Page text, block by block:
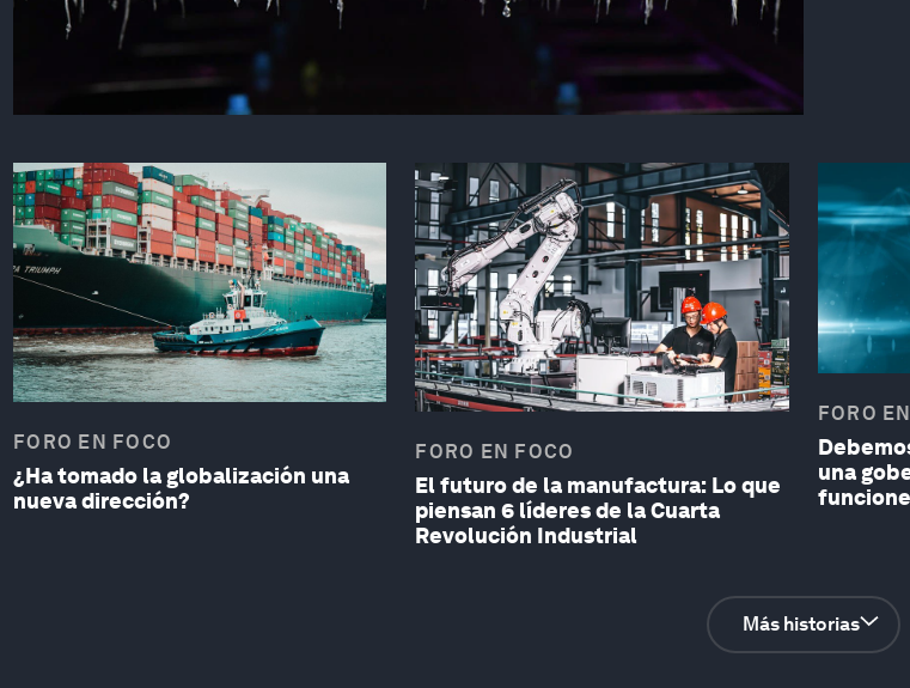
FORO EN FOCO
¿Ha tomado la globalización una
nueva dirección?
FORO EN FOCO
El futuro de la manufactura: Lo que
piensan 6 líderes de la Cuarta
Revolución Industrial
FORO
una
Más historias